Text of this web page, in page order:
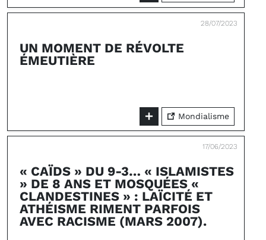
28/07/2023
UN MOMENT DE RÉVOLTE
ÉMEUTIÈRE
Mondialisme
17/06/2023
« CAÏDS » DU 9-3… « ISLAMISTES
» DE 8 ANS ET MOSQUÉES «
CLANDESTINES » : LAÏCITÉ ET
ATHÉISME RIMENT PARFOIS
AVEC RACISME (MARS 2007).